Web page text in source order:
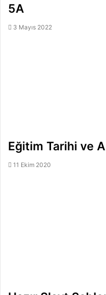
5A
3 Mayıs 2022
Eğitim Tarihi ve
11 Ekim 2020